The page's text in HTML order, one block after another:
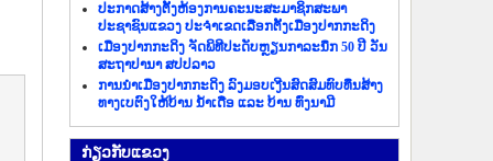
ປະກາດສ້າງຕັ້ງຫ້ອງການຄະນະສະມາຊິກສະພາ
ປະຊາຊົນແຂວງ ປະຈຳເຂດເລືອກຕັ້ງເມືອງປາກກະດິງ
ເມືອງປາກກະດິງ ຈັດພິທີປະດັບຫຼຽນກາລະນຶກ 50 ປີ ວັນ
ສະຖາປານາ ສປປລາວ
ການນຳເມືອງປາກກະດິງ ລົງມອບເງີນສົດສົມທົບທຶນສ້າງ
ທາງເບຕົງໃຫ້ບ້ານ ນ້ຳເດື່ອ ແລະ ບ້ານ ທົ່ງນາມີ
ກ່ຽວ​ກັບ​ແຂວງ